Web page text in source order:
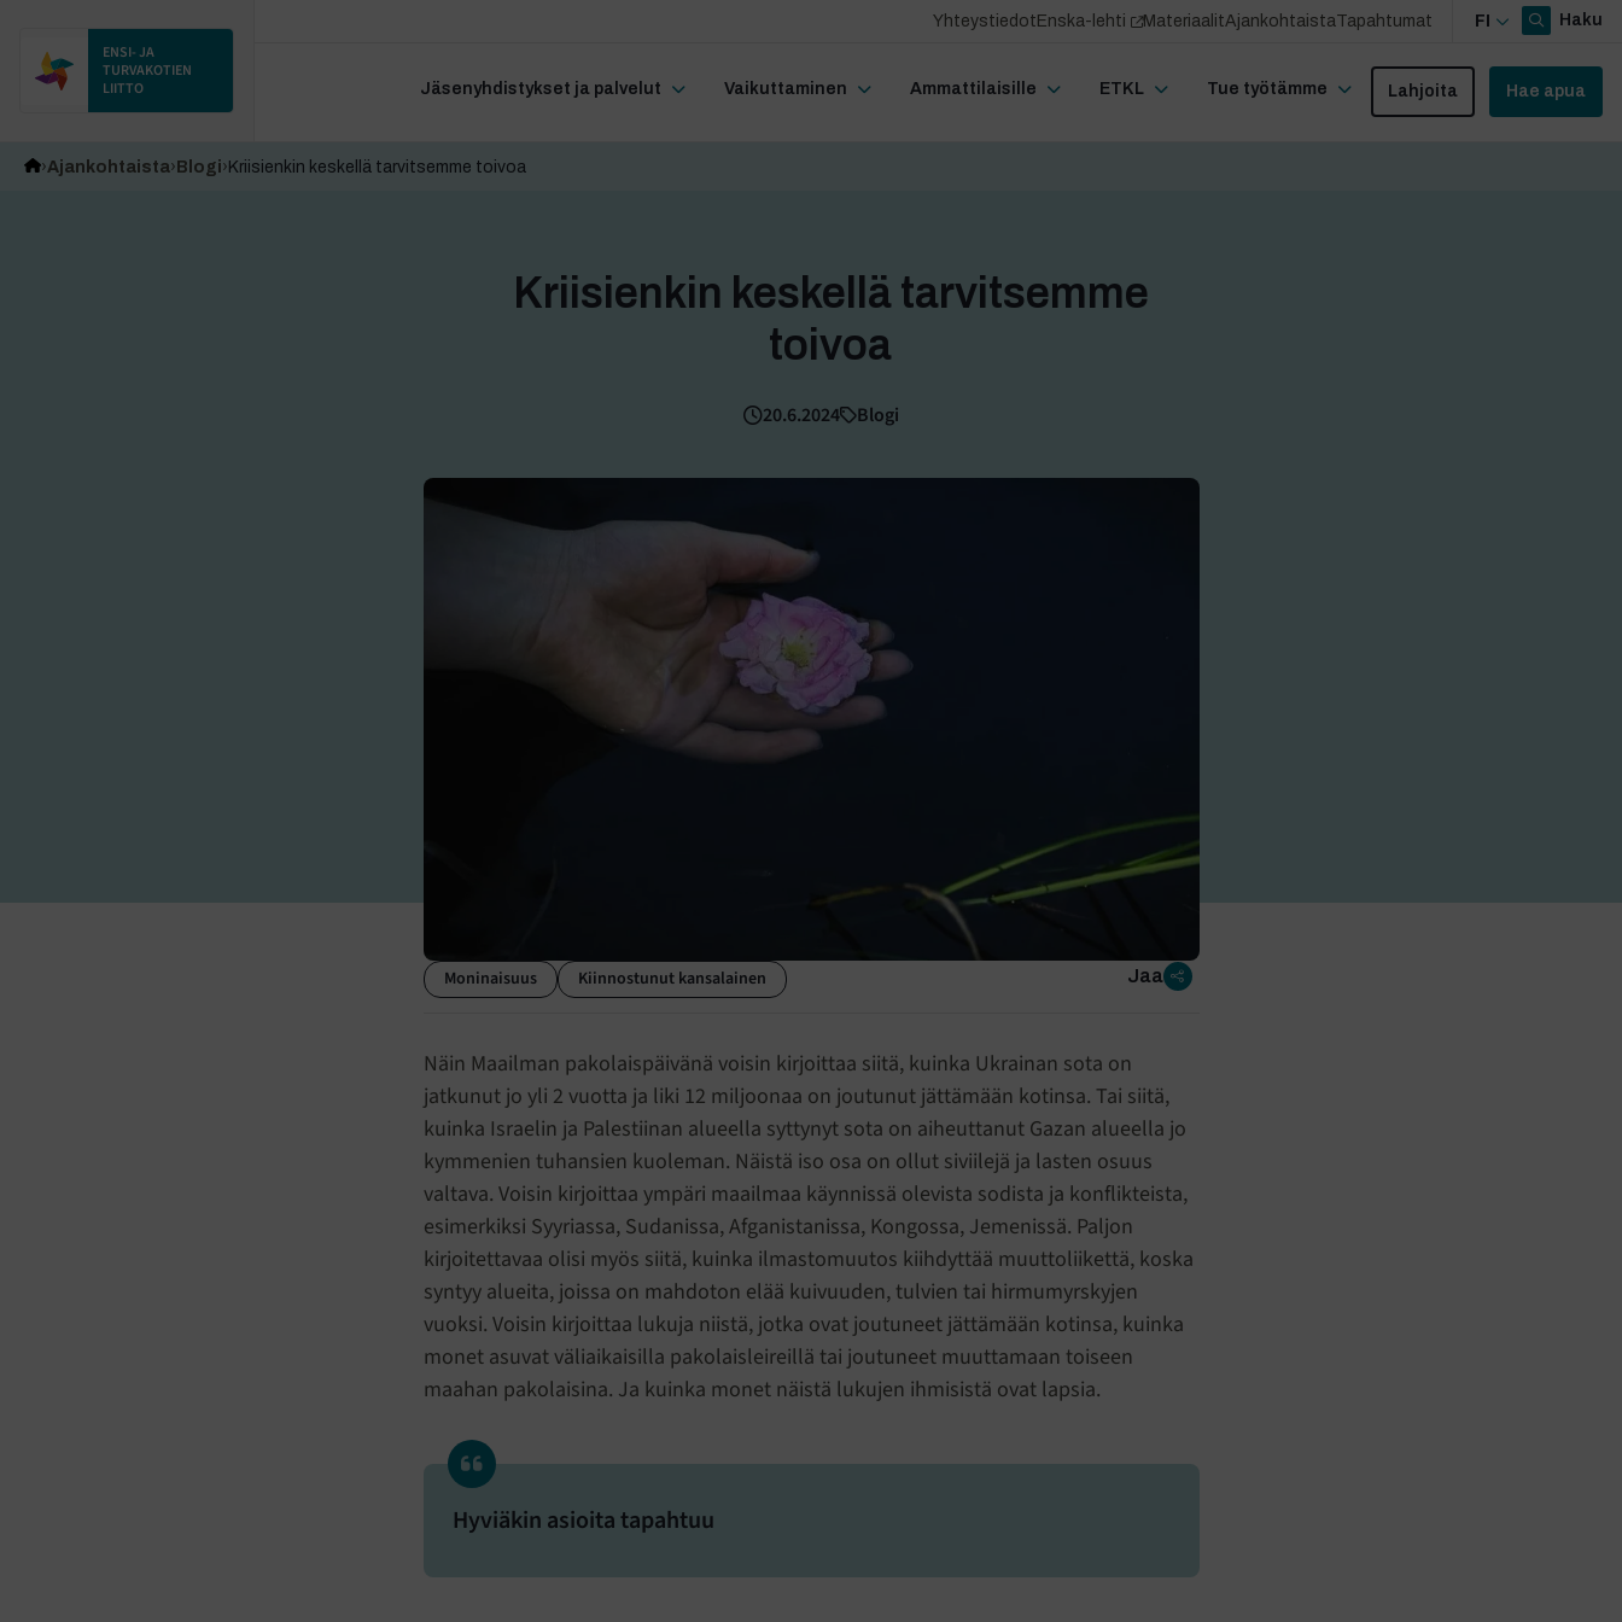
ENSI- JA
TURVAKOTIEN
LIITTO
Jäsenyhdistykset ja palvelut Vaikuttaminen Ammattilaisille ETKL Tue työtämme Lahjoita Hae apua
YhteystiedotEnska-lehti MateriaalitAjankohtaistaTapahtumat FI Haku
Ajankohtaista Blogi Kriisienkin keskellä tarvitsemme toivoa
Kriisienkin keskellä tarvitsemme
toivoa
20.6.2024 Blogi
Moninaisuus Kiinnostunut kansalainen Jaa
Näin Maailman pakolaispäivänä voisin kirjoittaa siitä, kuinka Ukrainan sota on
jatkunut jo yli 2 vuotta ja liki 12 miljoonaa on joutunut jättämään kotinsa. Tai siitä,
kuinka Israelin ja Palestiinan alueella syttynyt sota on aiheuttanut Gazan alueella jo
kymmenien tuhansien kuoleman. Näistä iso osa on ollut siviilejä ja lasten osuus
valtava. Voisin kirjoittaa ympäri maailmaa käynnissä olevista sodista ja konflikteista,
esimerkiksi Syyriassa, Sudanissa, Afganistanissa, Kongossa, Jemenissä. Paljon
kirjoitettavaa olisi myös siitä, kuinka ilmastomuutos kiihdyttää muuttoliikettä, koska
syntyy alueita, joissa on mahdoton elää kuivuuden, tulvien tai hirmumyrskyjen
vuoksi. Voisin kirjoittaa lukuja niistä, jotka ovat joutuneet jättämään kotinsa, kuinka
monet asuvat väliaikaisilla pakolaisleireillä tai joutuneet muuttamaan toiseen
maahan pakolaisina. Ja kuinka monet näistä lukujen ihmisistä ovat lapsia.
Hyviäkin asioita tapahtuu